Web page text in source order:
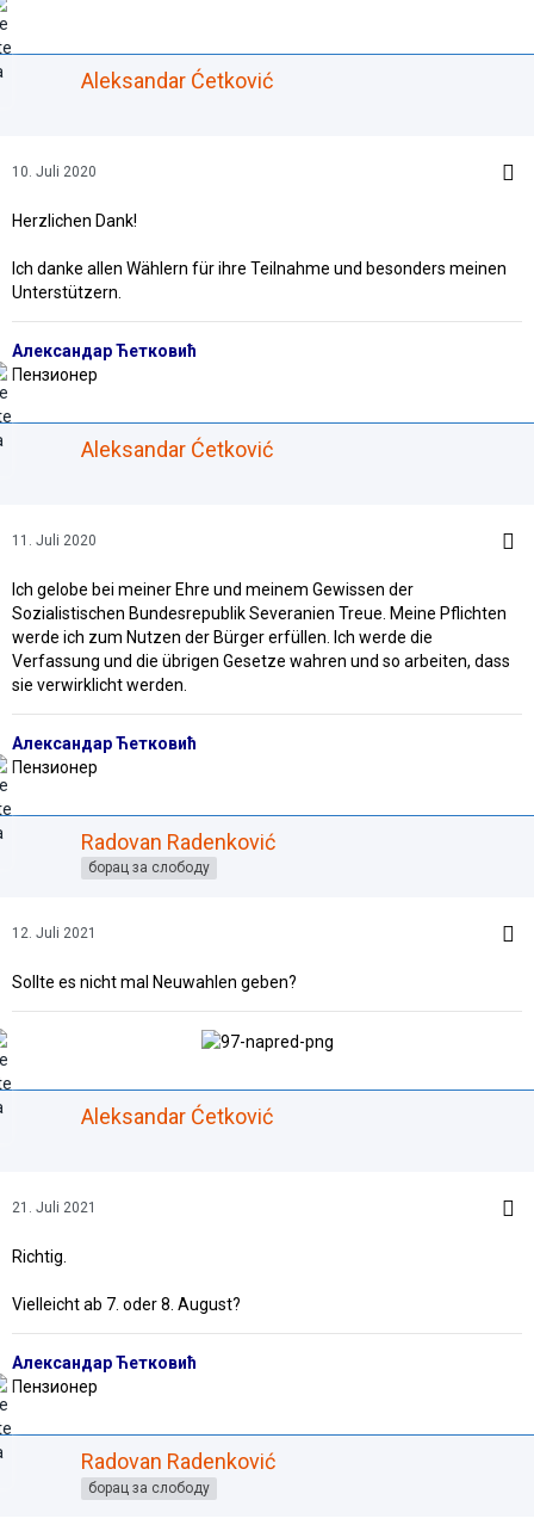
Aleksandar Ćetković
10. Juli 2020
Herzlichen Dank!
Ich danke allen Wählern für ihre Teilnahme und besonders meinen
Unterstützern.
Александар Ћетковић
Пензионер
Aleksandar Ćetković
11. Juli 2020
Ich gelobe bei meiner Ehre und meinem Gewissen der
Sozialistischen Bundesrepublik Severanien Treue. Meine Pflichten
werde ich zum Nutzen der Bürger erfüllen. Ich werde die
Verfassung und die übrigen Gesetze wahren und so arbeiten, dass
sie verwirklicht werden.
Александар Ћетковић
Пензионер
Radovan Radenković
борац за слободу
12. Juli 2021
Sollte es nicht mal Neuwahlen geben?
Aleksandar Ćetković
21. Juli 2021
Richtig.
Vielleicht ab 7. oder 8. August?
Александар Ћетковић
Пензионер
Radovan Radenković
борац за слободу